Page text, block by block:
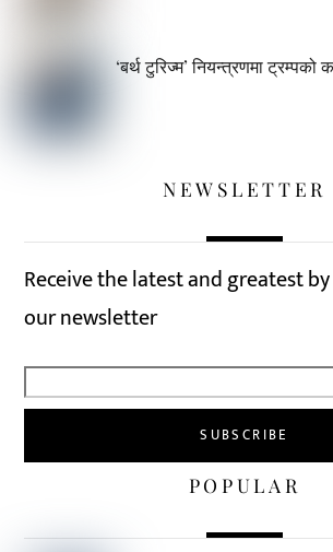
‘बर्थ टुरिज्म’ नियन्त्रणमा ट्रम्पको
NEWSLETTER
Receive the latest and greatest
our newsletter
POPULAR